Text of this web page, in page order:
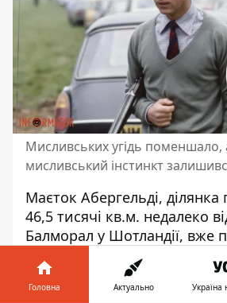
Мисливських угідь поменшало,
мисливський інстинкт
Маєток Абергельді,
46,5 тисячі кв.м. недалеко
Балморал у Шотландії, вже
використовується членами
родини
для риболовлі,
оленів та стрілянини, але
Головна Актуально Україна